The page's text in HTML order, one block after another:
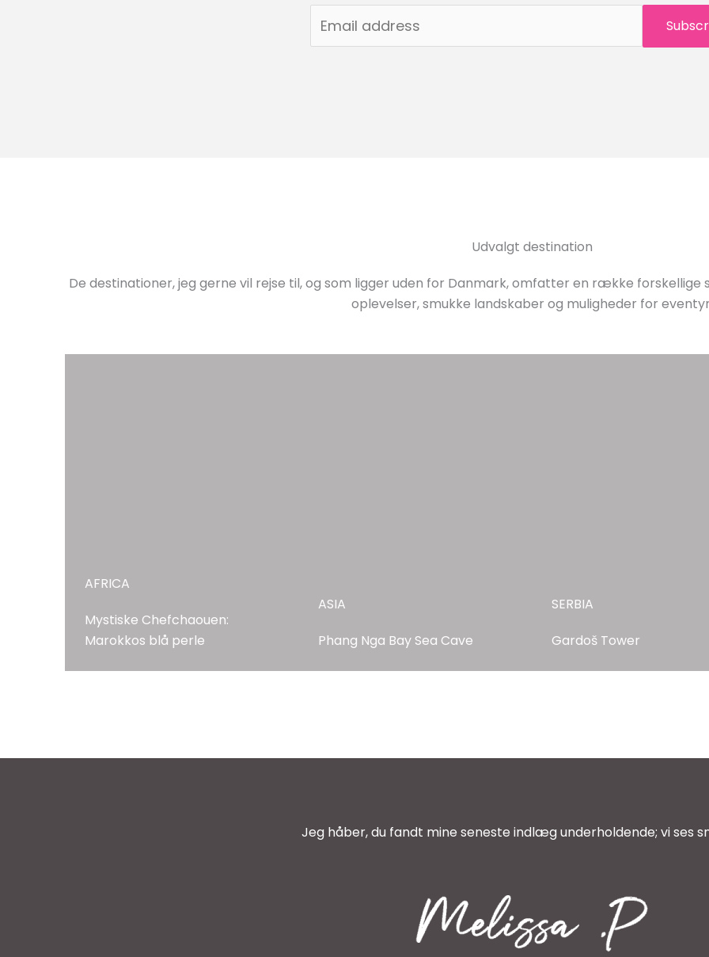
Udvalgt destination
De destinationer, jeg gerne vil rejse til, og som ligger uden for Danmark, omfatter en række forskellige
oplevelser, smukke landskaber og muligheder for
AFRICA
Mystiske Chefchaouen:
Marokkos blå perle
ASIA
Phang Nga Bay Sea Cave
SERBIA
Gardoš Tower
Jeg håber, du fandt mine seneste indlæg underholdende; vi ses